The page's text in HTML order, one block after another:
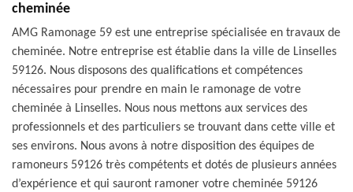
cheminée
AMG Ramonage 59 est une entreprise spécialisée en travaux de
cheminée. Notre entreprise est établie dans la ville de Linselles
59126. Nous disposons des qualifications et compétences
nécessaires pour prendre en main le ramonage de votre
cheminée à Linselles. Nous nous mettons aux services des
professionnels et des particuliers se trouvant dans cette ville et
ses environs. Nous avons à notre disposition des équipes de
ramoneurs 59126 très compétents et dotés de plusieurs années
d’expérience et qui sauront ramoner votre cheminée 59126